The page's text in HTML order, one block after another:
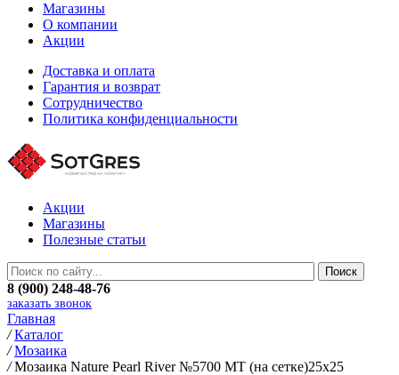
Магазины
О компании
Акции
Доставка и оплата
Гарантия и возврат
Сотрудничество
Политика конфиденциальности
Акции
Магазины
Полезные статьи
8 (900) 248-48-76
заказать звонок
Главная
/ Каталог
/ Мозаика
/ Мозаика Nature Pearl River №5700 MT (на сетке)25x25